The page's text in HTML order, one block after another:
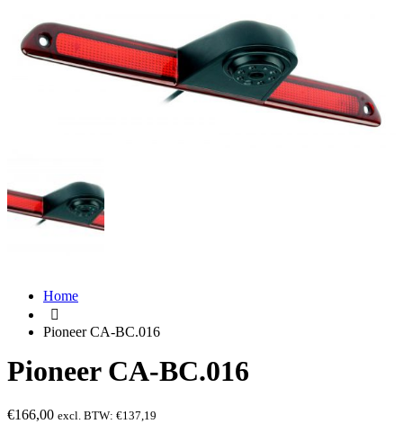
Home
Pioneer CA-BC.016
Pioneer CA-BC.016
€166,00 excl. BTW: €137,19